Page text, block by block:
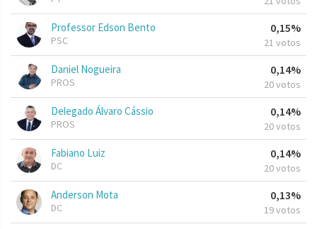
Professor Edson Bento
PSC
0,15%
21 votos
Daniel Nogueira
PROS
0,14%
20 votos
Delegado Álvaro Cássio
PROS
0,14%
20 votos
Fabiano Luiz
DC
0,14%
20 votos
Anderson Mota
DC
0,13%
19 votos